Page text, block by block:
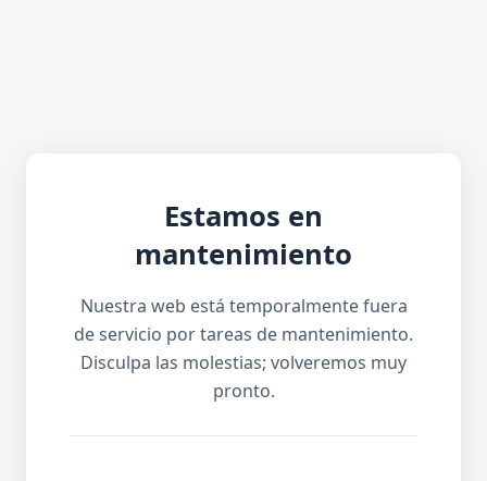
Estamos en
mantenimiento
Nuestra web está temporalmente fuera
de servicio por tareas de mantenimiento.
Disculpa las molestias; volveremos muy
pronto.